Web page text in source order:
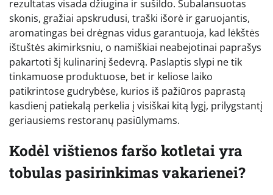
rezultatas visada džiugina ir sušildo. Subalansuotas
skonis, gražiai apskrudusi, traški išorė ir garuojantis,
aromatingas bei drėgnas vidus garantuoja, kad lėkštės
ištuštės akimirksniu, o namiškiai neabejotinai paprašys
pakartoti šį kulinarinį šedevrą. Paslaptis slypi ne tik
tinkamuose produktuose, bet ir keliose laiko
patikrintose gudrybėse, kurios iš pažiūros paprastą
kasdienį patiekalą perkelia į visiškai kitą lygį, prilygstantį
geriausiems restoranų pasiūlymams.
Kodėl vištienos faršo kotletai yra
tobulas pasirinkimas vakarienei?